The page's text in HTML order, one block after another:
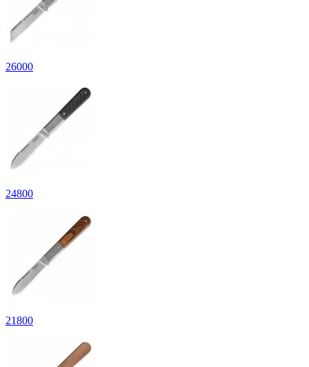
26000
24800
21800